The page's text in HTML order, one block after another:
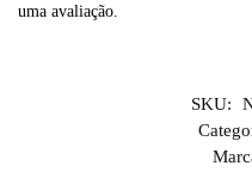
uma avaliação.
SKU: